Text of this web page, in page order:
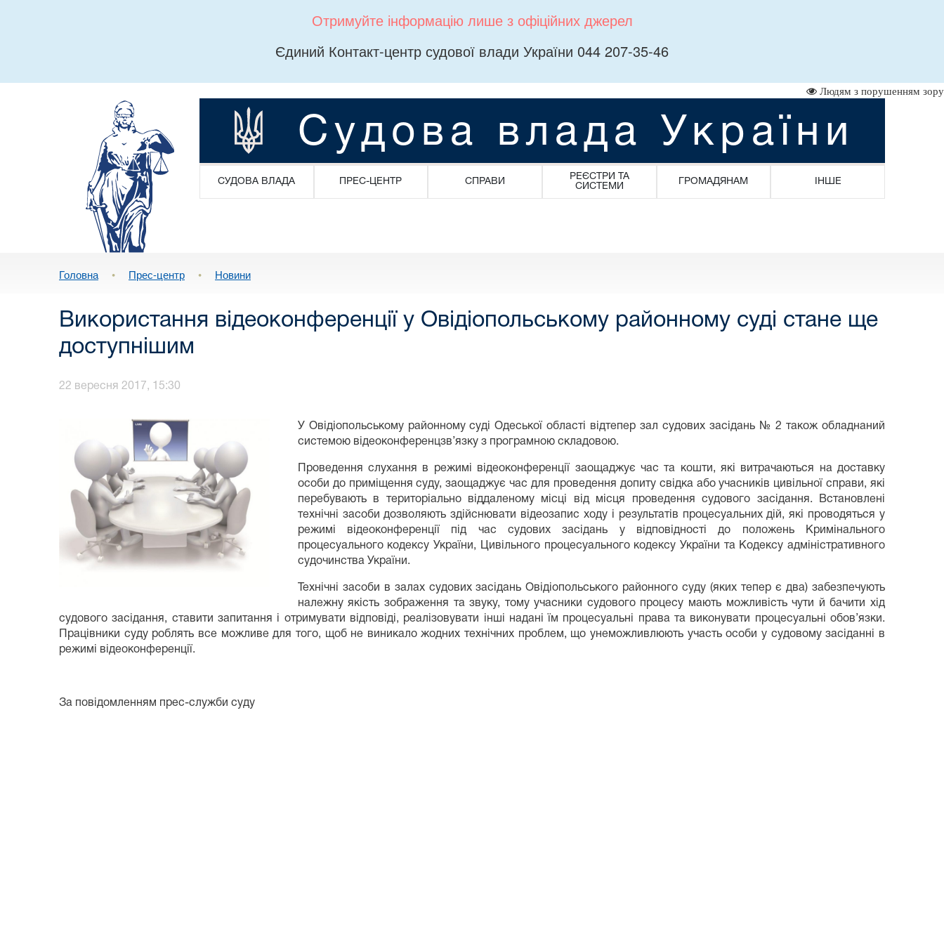
Отримуйте інформацію лише з офіційних джерел
Єдиний Контакт-центр судової влади України 044 207-35-46
Людям з порушенням зору
Судова влада України
СУДОВА ВЛАДА ПРЕС-ЦЕНТР СПРАВИ
РЕЄСТРИ ТА
СИСТЕМИ
ГРОМАДЯНАМ ІНШЕ
Головна • Прес-центр • Новини
Використання відеоконференції у Овідіопольському районному суді стане ще
доступнішим
22 вересня 2017, 15:30
У Овідіопольському районному суді Одеської області відтепер зал судових засідань № 2 також обладнаний
системою відеоконференцзв’язку з програмною складовою.
Проведення слухання в режимі відеоконференції заощаджує час та кошти, які витрачаються на доставку
особи до приміщення суду, заощаджує час для проведення допиту свідка або учасників цивільної справи, які
перебувають в територіально віддаленому місці від місця проведення судового засідання. Встановлені
технічні засоби дозволяють здійснювати відеозапис ходу і результатів процесуальних дій, які проводяться у
режимі відеоконференції під час судових засідань у відповідності до положень Кримінального
процесуального кодексу України, Цивільного процесуального кодексу України та Кодексу адміністративного
судочинства України.
Технічні засоби в залах судових засідань Овідіопольського районного суду (яких тепер є два) забезпечують
належну якість зображення та звуку, тому учасники судового процесу мають можливість чути й бачити хід
судового засідання, ставити запитання і отримувати відповіді, реалізовувати інші надані їм процесуальні права та виконувати процесуальні обов’язки.
Працівники суду роблять все можливе для того, щоб не виникало жодних технічних проблем, що унеможливлюють участь особи у судовому засіданні в
режимі відеоконференції.
За повідомленням прес-служби суду